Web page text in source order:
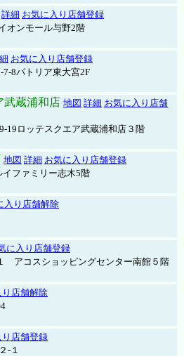
詳細 お気に入り店舗登録
オンモール与野2階
お気に入り店舗登録
8パトリア東大宮2F
武蔵浦和店 地図 詳細 お気に入り店舗
19ロッテスクエア武蔵浦和店３階
地図 詳細 お気に入り店舗登録
ファミリー志木5階
入り店舗解除
に入り店舗登録
アコスショッピングセンター南館５階
り店舗解除
り店舗登録
-１